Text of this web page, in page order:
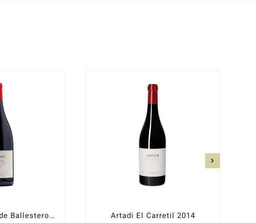
Artadi La Poza de Ballesteros Mágnum 2015 Artadi El Carretil 2014